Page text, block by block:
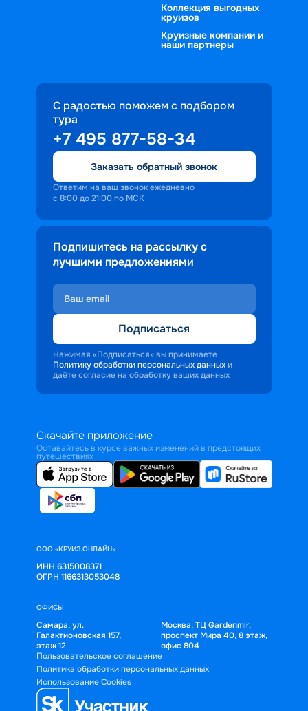
Коллекция выгодных
круизов
Круизные компании и
наши партнеры
С радостью поможем с подбором
тура
+7 495 877-58-34
Заказать обратный звонок
Ответим на ваш звонок ежедневно
с 8:00 до 21:00 по МСК
Подпишитесь на рассылку с
лучшими предложениями
Подписаться
Нажимая «Подписаться» вы принимаете
Политику обработки персональных данных и
даёте согласие на обработку ваших данных
Скачайте приложение
Оставайтесь в курсе важных изменений в предстоящих
путешествиях
ООО «КРУИЗ.ОНЛАЙН»
ИНН 6315008371
ОГРН 1166313053048
ОФИСЫ
Самара, ул.
Галактионовская 157,
этаж 12
Москва, ТЦ Gardenmir,
проспект Мира 40, 8 этаж,
офис 804
Пользовательское соглашение
Политика обработки персональных данных
Использование Cookies